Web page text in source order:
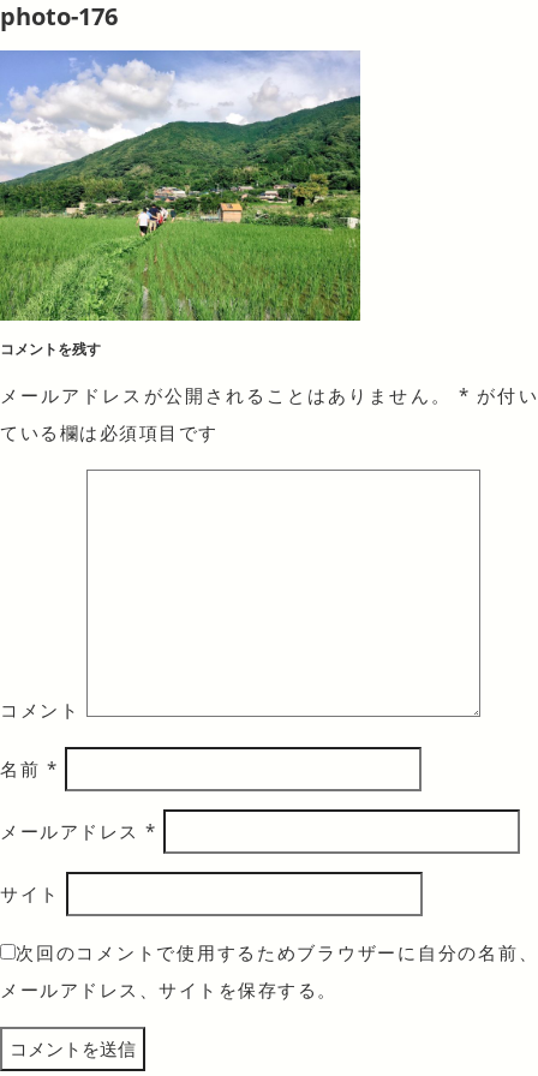
photo-176
コメントを残す
メールアドレスが公開されることはありません。 * が付い
ている欄は必須項目です
コメント
名前 *
メールアドレス *
サイト
次回のコメントで使用するためブラウザーに自分の名前、
メールアドレス、サイトを保存する。